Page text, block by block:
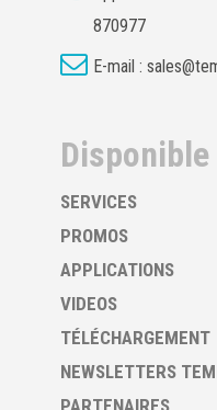
870977
E-mail :
SERVICES
PROMOS
APPLICATIONS
VIDEOS
TÉLÉCHARGEMENT
NEWSLETTERS